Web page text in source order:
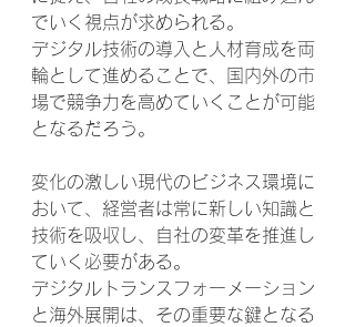
でいく視点が求められる。
デジタル技術の導入と人材育成を両
輪として進めることで、国内外の市
場で競争力を高めていくことが可能
となるだろう。
変化の激しい現代のビジネス環境に
おいて、経営者は常に新しい知識と
技術を吸収し、自社の変革を推進し
ていく必要がある。
デジタルトランスフォーメーション
と海外展開は、その重要な鍵となる